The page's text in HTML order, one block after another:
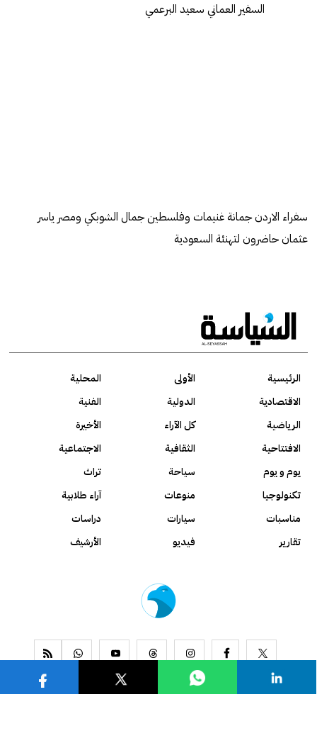
السفير العماني سعيد البرعمي
سفراء الاردن جمانة غنيمات وفلسطين جمال الشوبكي ومصر ياسر
عثمان حاضرون لتهنئة السعودية
الرئيسية الأولى
المحلية
الاقتصادية
الدولية
الفنية
الرياضية
كل الآراء
الأخيرة
الافتتاحية
الثقافية
الاجتماعية
يوم و يوم
سياحة
تراث
تكنولوجيا
منوعات
آراء طلابية
مناسبات
سيارات
دراسات
تقارير
فيديو الأرشيف